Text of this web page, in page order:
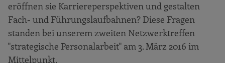
eröffnen sie Karriereperspektiven und gestalten
Fach- und Führungslaufbahnen? Diese Fragen
standen bei unserem zweiten Netzwerktreffen
"strategische Personalarbeit" am 3. März 2016 im
Mittelpunkt.